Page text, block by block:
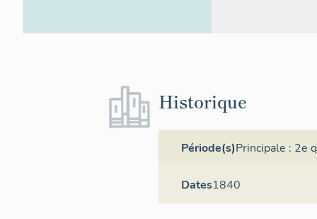
Historique
Période(s)Principale : 2e
Dates1840